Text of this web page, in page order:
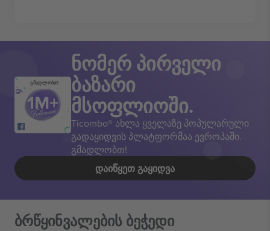
გმადლობთ!
ნომერ პირველი
ბაზარი
მსოფლიოში.
Ticombo® ახლა ყველაზე პოპულარული
გადაყიდვის პლატფორმაა ევროპაში.
გმადლობთ!
ᲓᲐᲘᲬᲧᲔᲗ ᲒᲐᲧᲘᲓᲕᲐ
ბრწყინვალების ბეჭედი